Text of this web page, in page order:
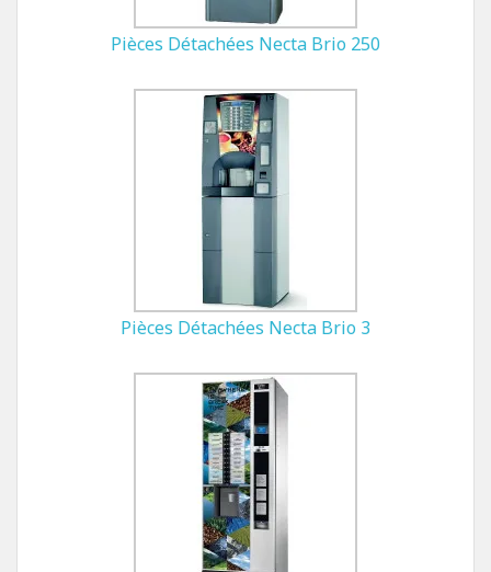
Pièces Détachées Necta Brio 250
Pièces Détachées Necta Brio 3